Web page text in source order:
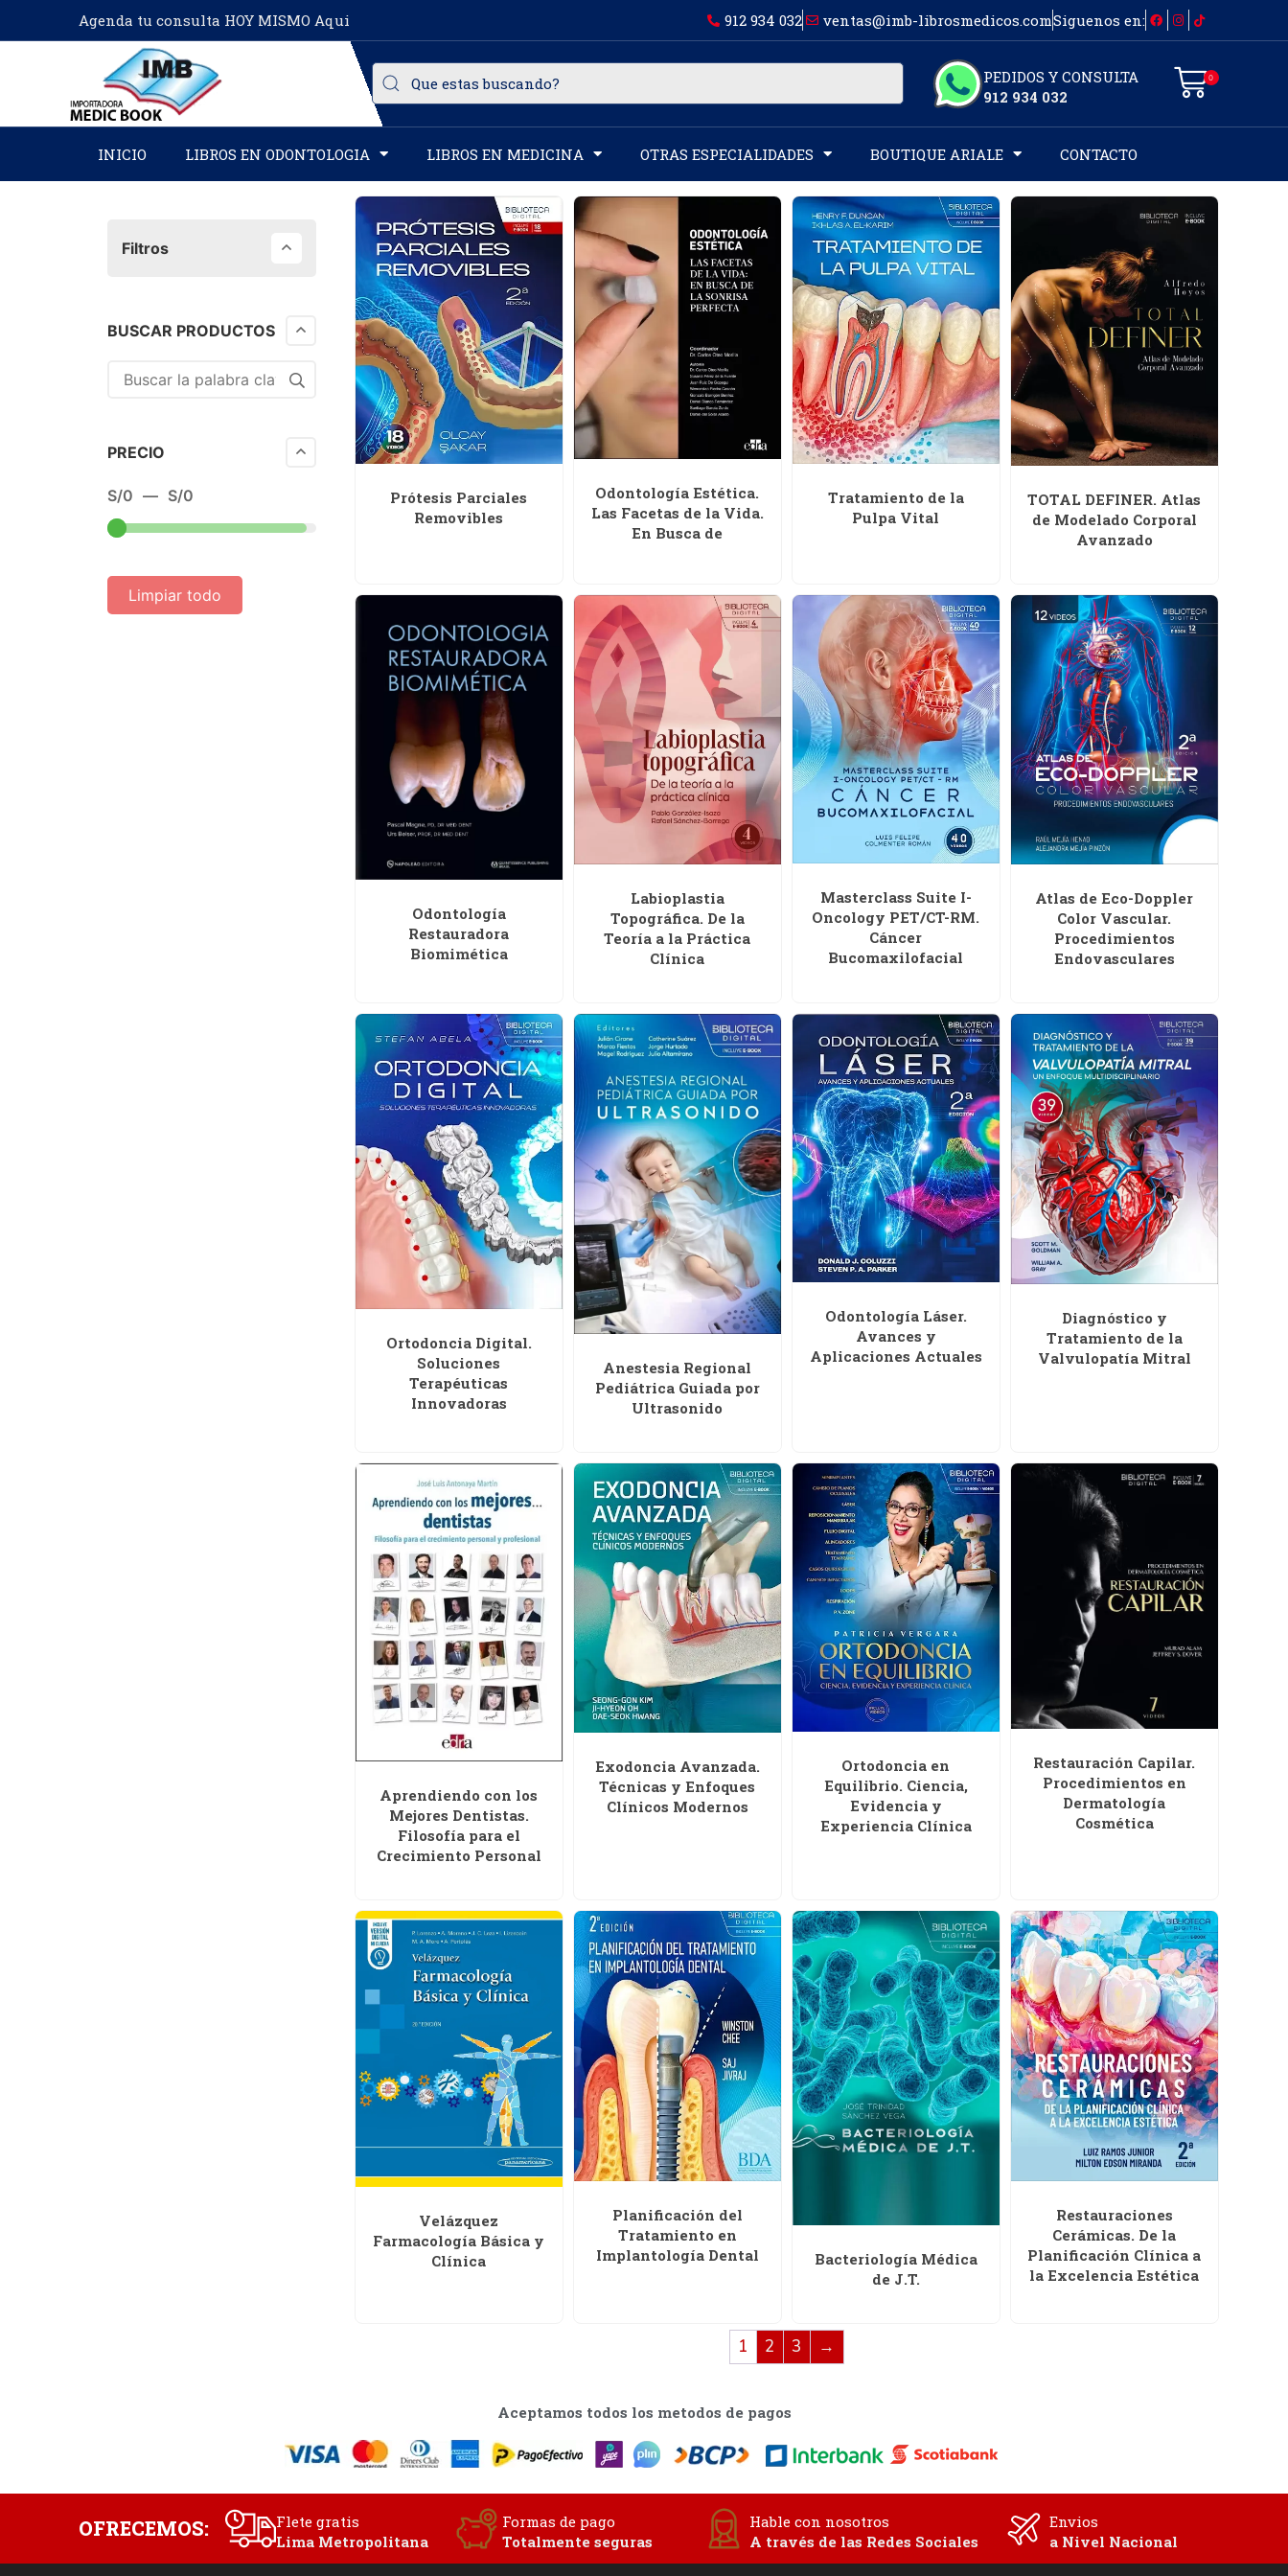
Agenda tu consulta HOY MISMO Aqui 912 934 032 ventas@imb-librosmedicos.comSiguenos en:
PEDIDOS Y CONSULTA
912 934 032
0
INICIO LIBROS EN ODONTOLOGIA LIBROS EN MEDICINA OTRAS ESPECIALIDADES BOUTIQUE ARIALE CONTACTO
Filtros
BUSCAR PRODUCTOS
PRECIO
S/0 — S/0
Limpiar todo
Prótesis Parciales
Removibles
Odontología Estética.
Las Facetas de la Vida.
En Busca de
Tratamiento de la
Pulpa Vital
TOTAL DEFINER. Atlas
de Modelado Corporal
Avanzado
Odontología
Restauradora
Biomimética
Labioplastia
Topográfica. De la
Teoría a la Práctica
Clínica
Masterclass Suite I-
Oncology PET/CT-RM.
Cáncer
Bucomaxilofacial
Atlas de Eco-Doppler
Color Vascular.
Procedimientos
Endovasculares
Ortodoncia Digital.
Soluciones
Terapéuticas
Innovadoras
Anestesia Regional
Pediátrica Guiada por
Ultrasonido
Odontología Láser.
Avances y
Aplicaciones Actuales
Diagnóstico y
Tratamiento de la
Valvulopatía Mitral
Aprendiendo con los
Mejores Dentistas.
Filosofía para el
Crecimiento Personal
Exodoncia Avanzada.
Técnicas y Enfoques
Clínicos Modernos
Ortodoncia en
Equilibrio. Ciencia,
Evidencia y
Experiencia Clínica
Restauración Capilar.
Procedimientos en
Dermatología
Cosmética
Velázquez
Farmacología Básica y
Clínica
Planificación del
Tratamiento en
Implantología Dental
Bacteriología Médica
de J.T.
Restauraciones
Cerámicas. De la
Planificación Clínica a
la Excelencia Estética
1 2 3 →
Aceptamos todos los metodos de pagos
OFRECEMOS:
Flete gratis
Lima Metropolitana
Formas de pago
Totalmente seguras
Hable con nosotros
A través de las Redes Sociales
Envios
a Nivel Nacional